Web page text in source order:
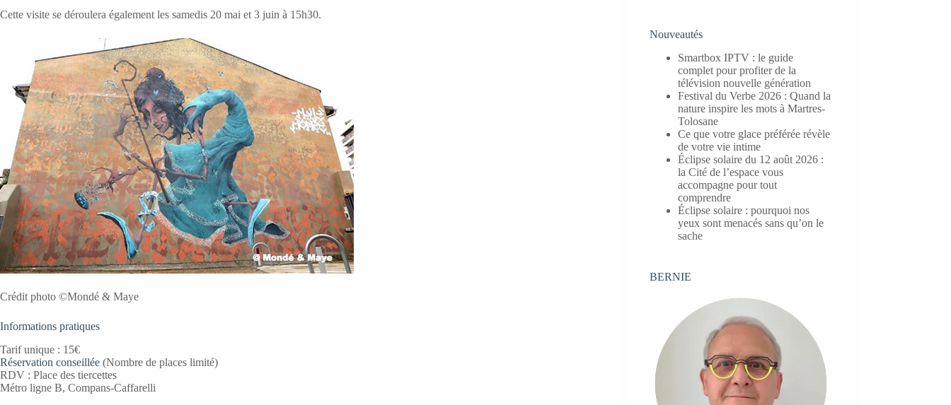
Cette visite se déroulera également les samedis 20 mai et 3 juin à 15h30.
Crédit photo ©Mondé & Maye
Informations pratiques
Tarif unique : 15€
Réservation conseillée (Nombre de places limité)
RDV : Place des tiercettes
Métro ligne B, Compans-Caffarelli
Nouveautés
Smartbox IPTV : le guide
complet pour profiter de la
télévision nouvelle génération
Festival du Verbe 2026 : Quand la
nature inspire les mots à Martres-
Tolosane
Ce que votre glace préférée révèle
de votre vie intime
Éclipse solaire du 12 août 2026 :
la Cité de l’espace vous
accompagne pour tout
comprendre
Éclipse solaire : pourquoi nos
yeux sont menacés sans qu’on le
sache
BERNIE